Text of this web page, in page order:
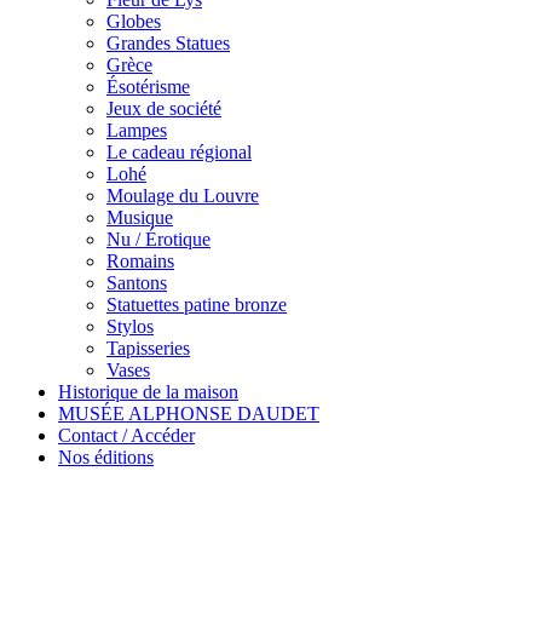
Globes
Grandes Statues
Grèce
Ésotérisme
Jeux de société
Lampes
Le cadeau régional
Lohé
Moulage du Louvre
Musique
Nu / Érotique
Romains
Santons
Statuettes patine bronze
Stylos
Tapisseries
Vases
Historique de la maison
MUSÉE ALPHONSE DAUDET
Contact / Accéder
Nos éditions